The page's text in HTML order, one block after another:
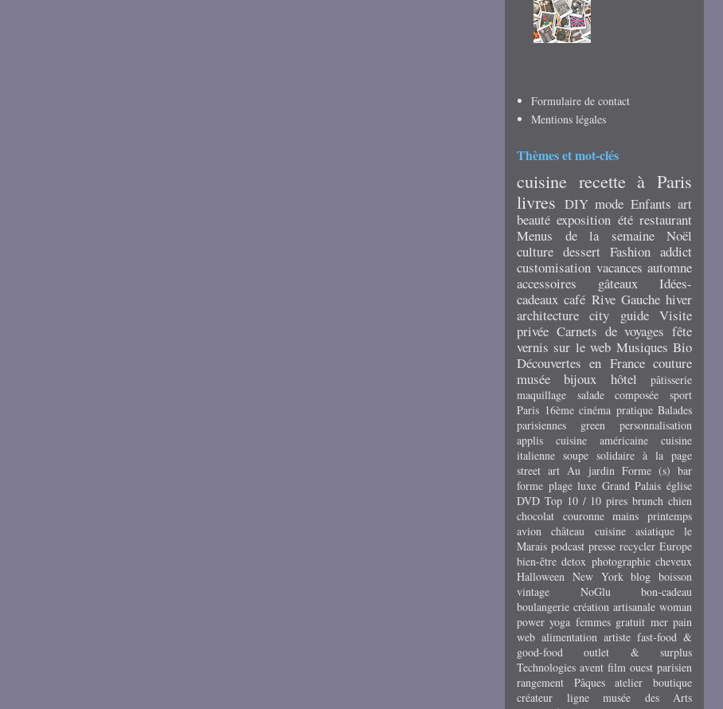
Formulaire de contact
Mentions légales
Thèmes et mot-clés
cuisine recette à Paris
livres DIY mode Enfants art
beauté exposition été restaurant
Menus de la semaine
Noël
culture dessert Fashion addict
customisation vacances automne
accessoires
gâteaux
Idées-
cadeaux café Rive Gauche hiver
architecture city guide Visite
privée Carnets de voyages fête
vernis sur le web Musiques Bio
Découvertes en France couture
musée
bijoux hôtel
pâtisserie
maquillage
salade composée
sport
Paris 16ème cinéma pratique Balades
parisiennes
green
personnalisation
applis
cuisine américaine
cuisine
italienne soupe solidaire à la page
street art Au jardin Forme (s) bar
forme plage luxe Grand Palais église
DVD Top 10 / 10 pires brunch chien
chocolat couronne mains printemps
avion
château cuisine asiatique
le
Marais podcast presse recycler Europe
bien-être detox photographie cheveux
Halloween New York blog boisson
vintage
NoGlu
bon-cadeau
boulangerie création artisanale woman
power yoga femmes gratuit mer pain
web alimentation artiste fast-food &
good-food
outlet & surplus
Technologies avent film ouest parisien
rangement
Pâques atelier
boutique
créateur
ligne
musée des Arts